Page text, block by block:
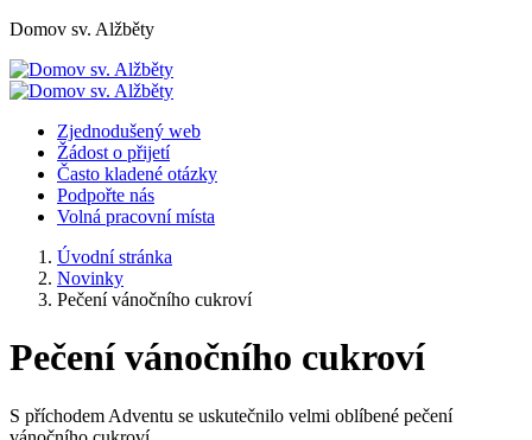
Domov sv. Alžběty
Zjednodušený web
Žádost o přijetí
Často kladené otázky
Podpořte nás
Volná pracovní místa
Úvodní stránka
Novinky
Pečení vánočního cukroví
Pečení vánočního cukroví
S příchodem Adventu se uskutečnilo velmi oblíbené pečení